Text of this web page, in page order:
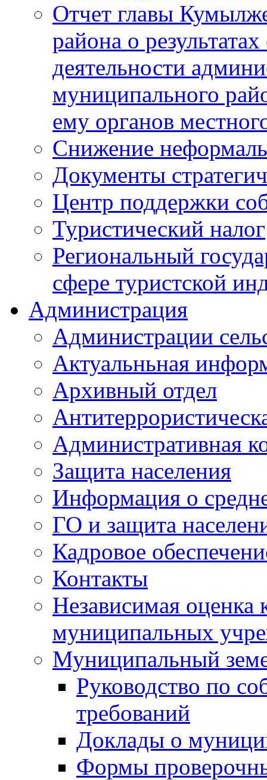
Отчет главы
района о
деятельности
муниципального
ему органов
Снижение
Документы
Центр поддержки
Туристический налог
Региональный
сфере туристской
Администрация
Администрации
Актуальньная
Архивный отдел
Административная
Защита населения
Информация о
ГО и защита
Кадровое
Контакты
Независимая оценка
муниципальных
Муниципальный
Руководство по
требований
Доклады о
Формы